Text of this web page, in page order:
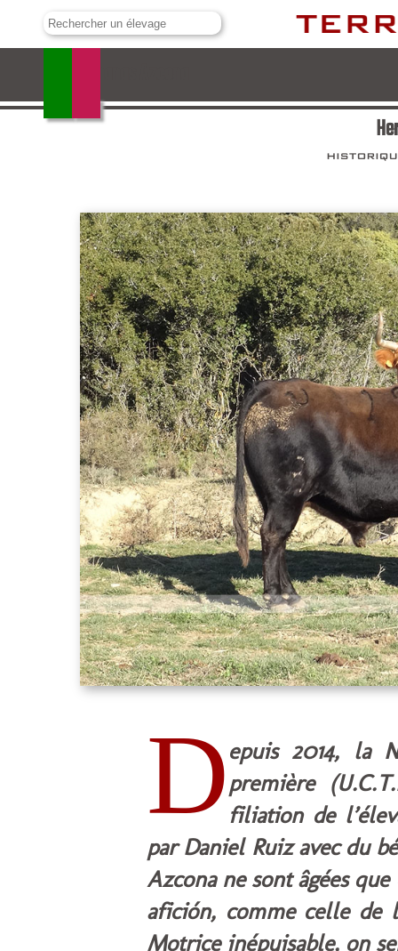
Depuis 2014, la
première
filiation de
par Daniel Ruiz avec du
Azcona ne sont âgées
afición, comme celle de
Motrice inépuisable, on